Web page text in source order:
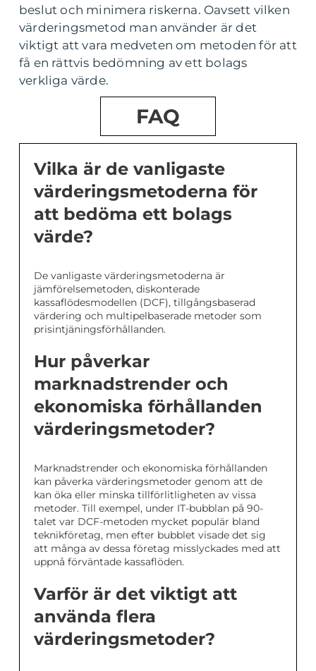
beslut och minimera riskerna. Oavsett vilken
värderingsmetod man använder är det
viktigt att vara medveten om metoden för att
få en rättvis bedömning av ett bolags
verkliga värde.
FAQ
Vilka är de vanligaste
värderingsmetoderna för
att bedöma ett bolags
värde?
De vanligaste värderingsmetoderna är
jämförelsemetoden, diskonterade
kassaflödesmodellen (DCF), tillgångsbaserad
värdering och multipelbaserade metoder som
prisintjäningsförhållanden.
Hur påverkar
marknadstrender och
ekonomiska förhållanden
värderingsmetoder?
Marknadstrender och ekonomiska förhållanden
kan påverka värderingsmetoder genom att de
kan öka eller minska tillförlitligheten av vissa
metoder. Till exempel, under IT-bubblan på 90-
talet var DCF-metoden mycket populär bland
teknikföretag, men efter bubblet visade det sig
att många av dessa företag misslyckades med att
uppnå förväntade kassaflöden.
Varför är det viktigt att
använda flera
värderingsmetoder?